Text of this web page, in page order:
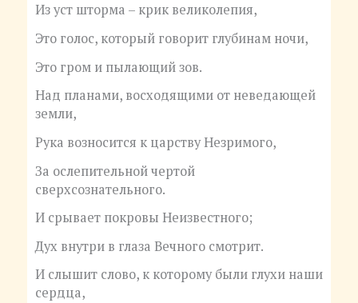
Из уст шторма – крик великолепия,
Это голос, который говорит глубинам ночи,
Это гром и пылающий зов.
Над планами, восходящими от неведающей
земли,
Рука возносится к царству Незримого,
За ослепительной чертой
сверхсознательного.
И срывает покровы Неизвестного;
Дух внутри в глаза Вечного смотрит.
И слышит слово, к которому были глухи наши
сердца,